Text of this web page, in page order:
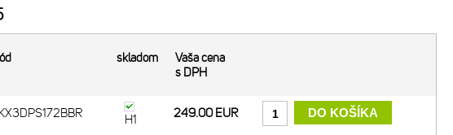
skladom
Vaša cena
s DPH
H1 249.00 EUR